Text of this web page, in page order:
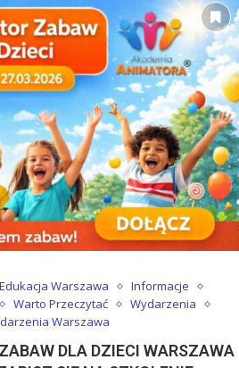
Edukacja Warszawa
Informacje
Warto Przeczytać
Wydarzenia
Warszawa
DLA DZIECI WARSZAWA